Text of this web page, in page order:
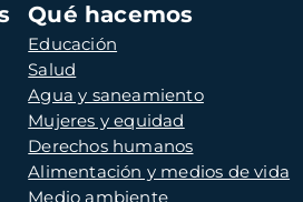
Qué hacemos
Educación
Salud
Agua y saneamiento
Mujeres y equidad
Derechos humanos
Alimentación y medios de vida
Medio ambiente